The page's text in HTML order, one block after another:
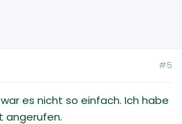
#5
war es nicht so einfach. Ich habe
angerufen.